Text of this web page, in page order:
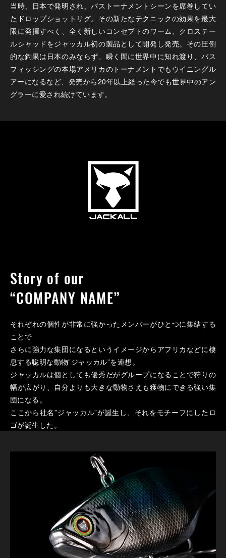
当時、日本で発明され、バストーナメントシーンを席巻してい
たドロップショットリグ。その新たなテクニックの効果を最大
限に発揮すべく、全く新しいコンセプトのワーム、クロステー
ルシャッドをジャッカル初の製品として開発し発売。その圧倒
的な釣果は日本のみならず、瞬く間に世界中に知れ渡り、バス
フィッシングの本場アメリカのトーナメントでもウイニングル
アーになるなど、発売から20年以上経った今でも世界中のアン
グラーに愛され続けています。
Story of our
“COMPANY NAME”
それぞれの個性が非常に強かったメンバーがひとつに集結する
ことで
さらに強力な集団になるというイメージからアフリカなどに棲
息する聡明な動物”ジャッカル”を連想。
ジャッカルは個としても優秀だがグループになることで狩りの
幅が広がり、自分よりも大きな動物さえも獲物にできる強い集
団になる。
ここから社名”ジャッカル”が誕生し、それをモチーフにしたロ
ゴが誕生した。